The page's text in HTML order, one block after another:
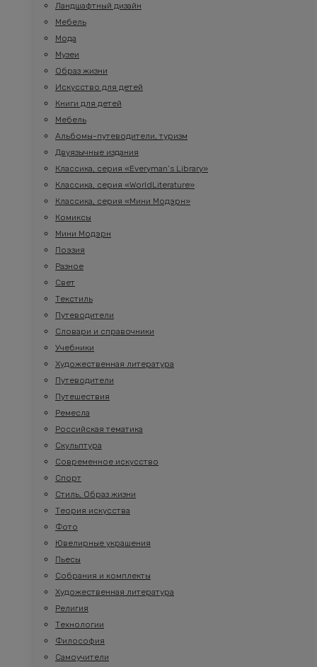
Ландшафтный дизайн
Мебель
Мода
Музеи
Образ жизни
Искусство для детей
Книги для детей
Мебель
Альбомы-путеводители, туризм
Двуязычные издания
Классика, серия «Everyman’s Library»
Классика, серия «WorldLiterature»
Классика, серия «Мини Модэрн»
Комиксы
Мини Модэрн
Поэзия
Разное
Свет
Текстиль
Путеводители
Словари и справочники
Учебники
Художественная литература
Путеводители
Путешествия
Ремесла
Российская тематика
Скульптура
Современное искусство
Спорт
Стиль, Образ жизни
Теория искусства
Фото
Ювелирные украшения
Пьесы
Собрания и комплекты
Художественная литература
Религия
Технологии
Философия
Самоучители